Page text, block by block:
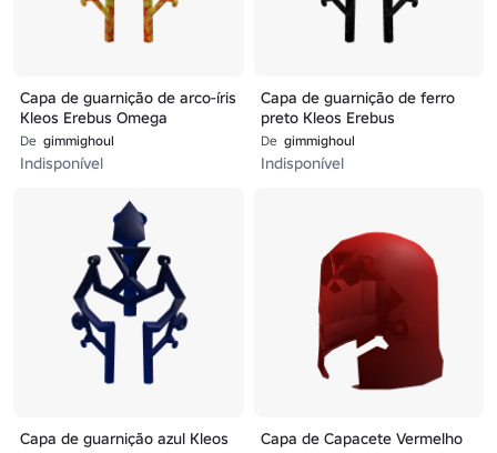
Capa de guarnição de arco-íris
Kleos Erebus Omega
De gimmighoul
Indisponível
Capa de guarnição de ferro
preto Kleos Erebus
De gimmighoul
Indisponível
Capa de guarnição azul Kleos
Capa de Capacete Vermelho